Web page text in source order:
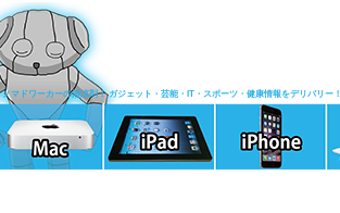
ノマドワーカーの清涼剤！ ガジェット・芸能・IT・スポーツ・健康情報をデリバリー！